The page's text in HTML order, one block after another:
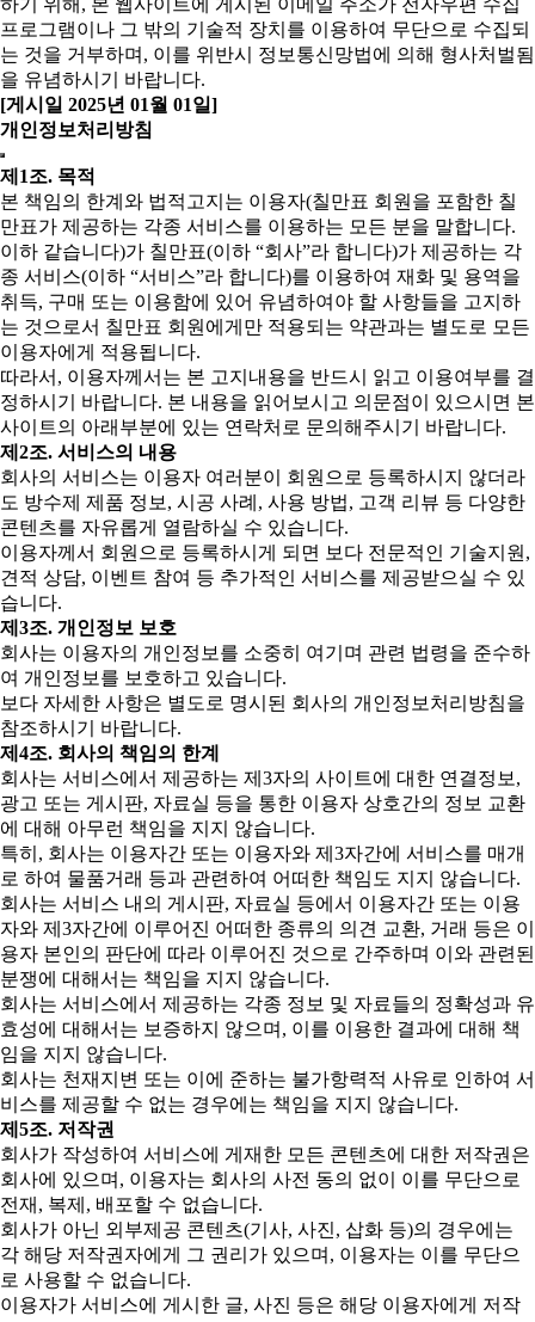
하기 위해, 본 웹사이트에 게시된 이메일 주소가 전자우편 수집
프로그램이나 그 밖의 기술적 장치를 이용하여 무단으로 수집되
는 것을 거부하며, 이를 위반시 정보통신망법에 의해 형사처벌됨
을 유념하시기 바랍니다.
[게시일 2025년 01월 01일]
개인정보처리방침
제1조. 목적
본 책임의 한계와 법적고지는 이용자(칠만표 회원을 포함한 칠
만표가 제공하는 각종 서비스를 이용하는 모든 분을 말합니다.
이하 같습니다)가 칠만표(이하 “회사”라 합니다)가 제공하는 각
종 서비스(이하 “서비스”라 합니다)를 이용하여 재화 및 용역을
취득, 구매 또는 이용함에 있어 유념하여야 할 사항들을 고지하
는 것으로서 칠만표 회원에게만 적용되는 약관과는 별도로 모든
이용자에게 적용됩니다.
따라서, 이용자께서는 본 고지내용을 반드시 읽고 이용여부를 결
정하시기 바랍니다. 본 내용을 읽어보시고 의문점이 있으시면 본
사이트의 아래부분에 있는 연락처로 문의해주시기 바랍니다.
제2조. 서비스의 내용
회사의 서비스는 이용자 여러분이 회원으로 등록하시지 않더라
도 방수제 제품 정보, 시공 사례, 사용 방법, 고객 리뷰 등 다양한
콘텐츠를 자유롭게 열람하실 수 있습니다.
이용자께서 회원으로 등록하시게 되면 보다 전문적인 기술지원,
견적 상담, 이벤트 참여 등 추가적인 서비스를 제공받으실 수 있
습니다.
제3조. 개인정보 보호
회사는 이용자의 개인정보를 소중히 여기며 관련 법령을 준수하
여 개인정보를 보호하고 있습니다.
보다 자세한 사항은 별도로 명시된 회사의 개인정보처리방침을
참조하시기 바랍니다.
제4조. 회사의 책임의 한계
회사는 서비스에서 제공하는 제3자의 사이트에 대한 연결정보,
광고 또는 게시판, 자료실 등을 통한 이용자 상호간의 정보 교환
에 대해 아무런 책임을 지지 않습니다.
특히, 회사는 이용자간 또는 이용자와 제3자간에 서비스를 매개
로 하여 물품거래 등과 관련하여 어떠한 책임도 지지 않습니다.
회사는 서비스 내의 게시판, 자료실 등에서 이용자간 또는 이용
자와 제3자간에 이루어진 어떠한 종류의 의견 교환, 거래 등은 이
용자 본인의 판단에 따라 이루어진 것으로 간주하며 이와 관련된
분쟁에 대해서는 책임을 지지 않습니다.
회사는 서비스에서 제공하는 각종 정보 및 자료들의 정확성과 유
효성에 대해서는 보증하지 않으며, 이를 이용한 결과에 대해 책
임을 지지 않습니다.
회사는 천재지변 또는 이에 준하는 불가항력적 사유로 인하여 서
비스를 제공할 수 없는 경우에는 책임을 지지 않습니다.
제5조. 저작권
회사가 작성하여 서비스에 게재한 모든 콘텐츠에 대한 저작권은
회사에 있으며, 이용자는 회사의 사전 동의 없이 이를 무단으로
전재, 복제, 배포할 수 없습니다.
회사가 아닌 외부제공 콘텐츠(기사, 사진, 삽화 등)의 경우에는
각 해당 저작권자에게 그 권리가 있으며, 이용자는 이를 무단으
로 사용할 수 없습니다.
이용자가 서비스에 게시한 글, 사진 등은 해당 이용자에게 저작